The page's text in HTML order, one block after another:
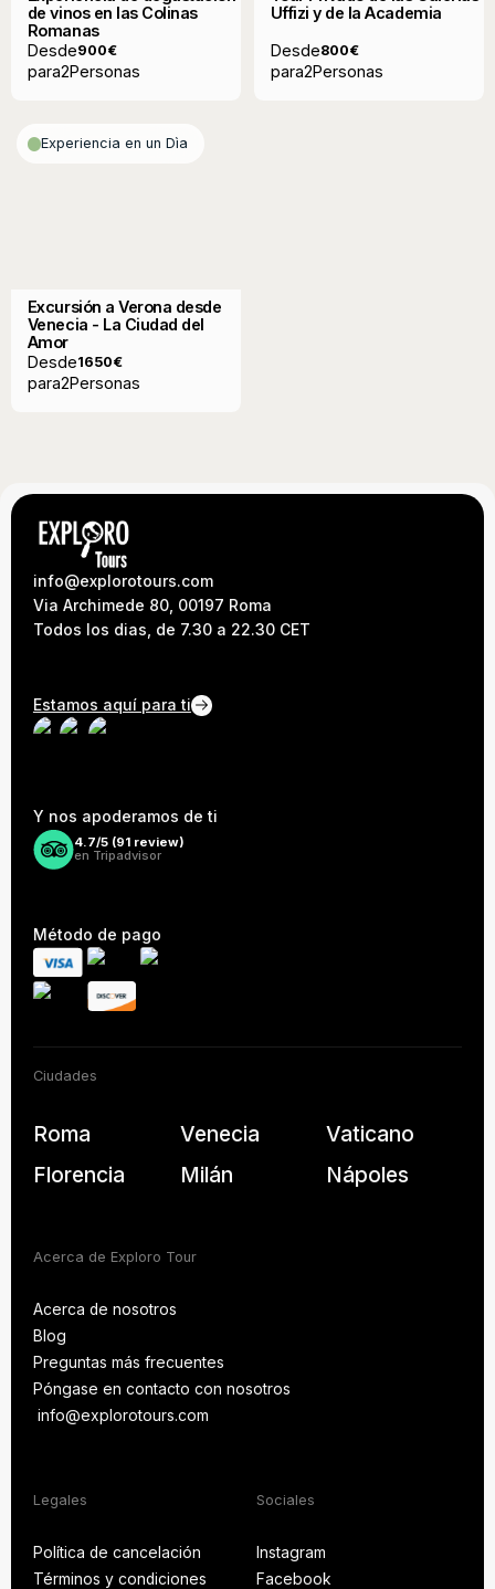
de vinos en las Colinas
Romanas
Desde900€
para2Personas
Uffizi y de la Academia
Desde800€
para2Personas
Experiencia en un Dìa
Excursión a Verona desde
Venecia - La Ciudad del
Amor
Desde1650€
para2Personas
info@explorotours.com
Via Archimede 80, 00197 Roma
Todos los dias, de 7.30 a 22.30 CET
Estamos aquí para ti
Y nos apoderamos de ti
4.7/5 (91review)
en Tripadvisor
Método de pago
Ciudades
Roma Venecia
Vaticano
Florencia
Milán Nápoles
Acerca de Exploro Tour
Acerca de nosotros
Acerca de nosotros
Blog
Blog
Preguntas más frecuentes
PREGUNTAS MÁS
FRECUENTES
Póngase en contacto con nosotros
Póngase en contacto con nosotros
info@explorotours.com
Legales
Política de cancelación
Términos y condiciones
Sociales
Instagram
Facebook